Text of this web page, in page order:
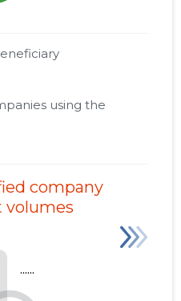
using the
company
volumes
......